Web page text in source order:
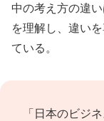
中の考え方の違
を理解し、違い
ている。
「日本のビジ